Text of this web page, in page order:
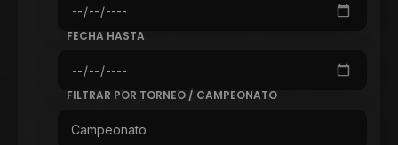
FECHA HASTA
FILTRAR POR TORNEO / CAMPEONATO